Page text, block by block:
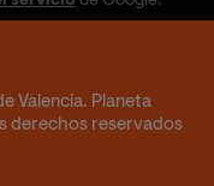
Valencia. Planeta
derechos reservados